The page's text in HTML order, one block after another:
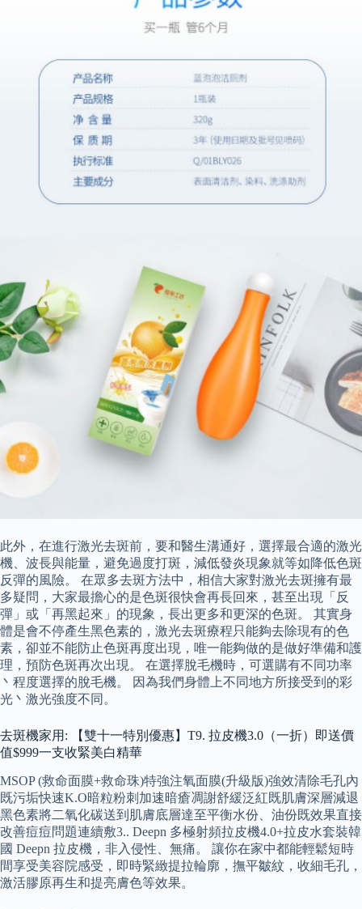
此外，在進行激光去斑前，要和醫生溝通好，選擇最合適的激光
機、波長與能量，避免過度打斑，減低發炎現象就等如降低色斑
反彈的風險。 在眾多去斑方法中，相信大家對激光去斑擁有最
多疑問，大家最擔心的是色斑很快會再長回來，甚至出現「反
彈」或「再黑起來」的現象，長出更多和更深的色斑。 其實身
體是會不停產生黑色素的，激光去斑療程只能夠去除現有的色
素，卻並不能防止色斑再度出現，唯一能夠做的是做好準備和護
理，預防色斑再次出現。 在選擇脫毛機時，可選購有不同功率
丶程度選擇的脫毛機。 因為我們身體上不同地方所接受到的彩
光丶激光強度不同。
去斑機家用: 【雙十一特別優惠】T9. 拉皮機3.0（一折）即送價
值$999一支收緊美白精華
MSOP (救命面膜+救命珠)特強注氧面膜(升級版)強效清除毛孔內
既污垢快速K.O暗粒粉刺加速暗瘡凋謝舒緩泛紅既肌膚深層減退
黑色素將二氧化碳送到肌膚底層達至平衡水份、油份既效果直接
改善痘痘問題連續敷3.. Deepn 多極射頻拉皮機4.0+拉皮水套裝韓
國 Deepn 拉皮機，非入侵性、無痛。 讓你在家中都能輕鬆短時
間享受美容院感受，即時緊緻提拉輪廓，撫平皺紋，收細毛孔，
激活膠原再生和提亮膚色等效果。